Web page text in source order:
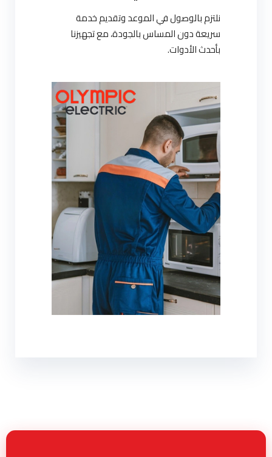
نلتزم بالوصول في الموعد وتقديم خدمة
سريعة دون المساس بالجودة، مع تجهيزنا
بأحدث الأدوات.